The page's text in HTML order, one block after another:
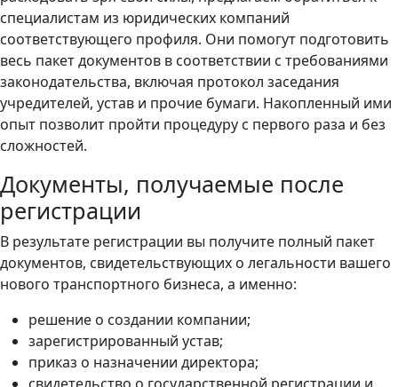
специалистам из юридических компаний
соответствующего профиля. Они помогут подготовить
весь пакет документов в соответствии с требованиями
законодательства, включая протокол заседания
учредителей, устав и прочие бумаги. Накопленный ими
опыт позволит пройти процедуру с первого раза и без
сложностей.
Документы, получаемые после
регистрации
В результате регистрации вы получите полный пакет
документов, свидетельствующих о легальности вашего
нового транспортного бизнеса, а именно:
решение о создании компании;
зарегистрированный устав;
приказ о назначении директора;